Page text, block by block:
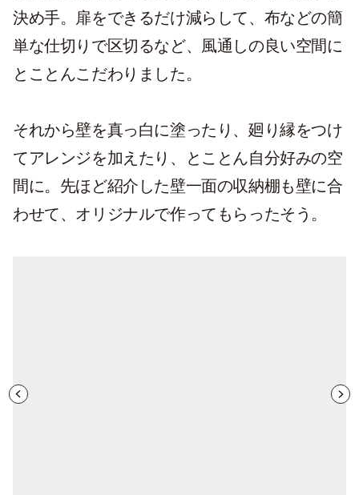
決め手。扉をできるだけ減らして、布などの簡
単な仕切りで区切るなど、風通しの良い空間に
とことんこだわりました。
それから壁を真っ白に塗ったり、廻り縁をつけ
てアレンジを加えたり、とことん自分好みの空
間に。先ほど紹介した壁一面の収納棚も壁に合
わせて、オリジナルで作ってもらったそう。